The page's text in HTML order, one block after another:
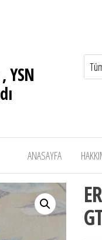
YSN
ANASAYFA